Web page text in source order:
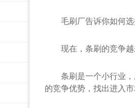
毛刷厂告诉你如何选
现在，条刷的竞争越
条刷是一个小行业，
的竞争优势，找出进入